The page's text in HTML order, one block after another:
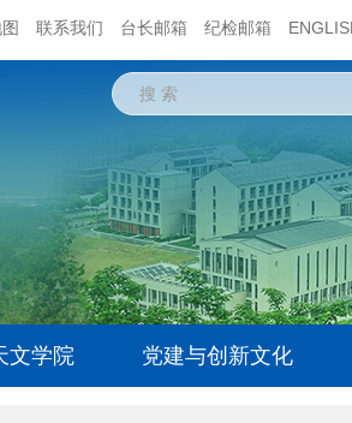
联系我们 台长邮箱 纪检邮箱
文学院 党建与创新文化